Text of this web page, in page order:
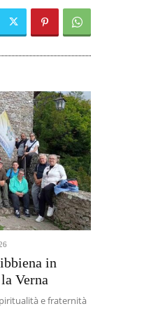
in
Verna
e fraternità